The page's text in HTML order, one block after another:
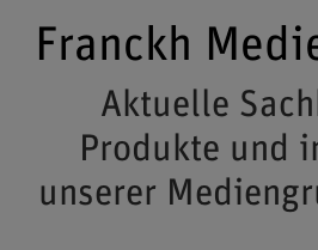
Franckh
Aktuelle
Produkte und
unserer